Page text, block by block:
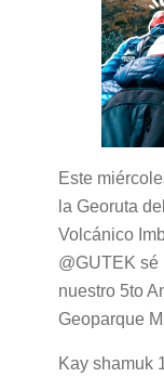
Este
la Georuta
Volcánico
@GUTEK sé
nuestro 5to
Geoparque
Kay shamuk